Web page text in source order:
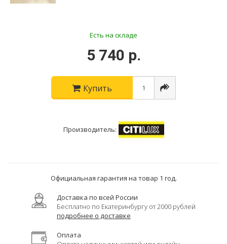
Есть на складе
5 740 р.
Купить
Производитель:
Официальная гарантия на товар 1 год.
Доставка по всей России
Бесплатно по Екатеринбургу от 2000 рублей
подробнее о доставке
Оплата